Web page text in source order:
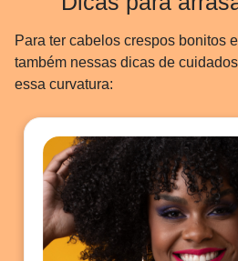
Para ter cabelos crespos bonitos
também nessas dicas de
essa curvatura: